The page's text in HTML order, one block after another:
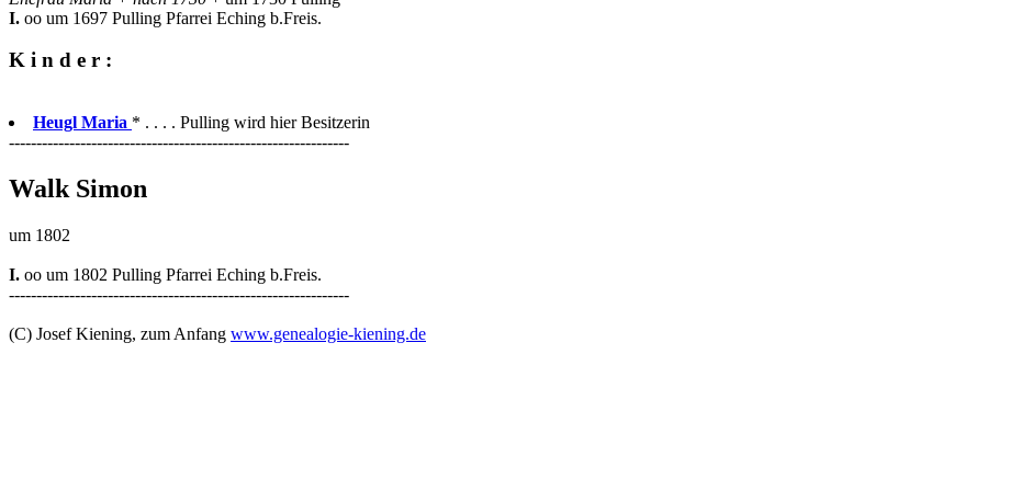
I. oo um 1697 Pulling Pfarrei Eching b.Freis.
K i n d e r :
Heugl Maria * . . . . Pulling wird hier Besitzerin
--------------------------------------------------------------
Walk Simon
um 1802
I. oo um 1802 Pulling Pfarrei Eching b.Freis.
--------------------------------------------------------------
(C) Josef Kiening, zum Anfang www.genealogie-kiening.de